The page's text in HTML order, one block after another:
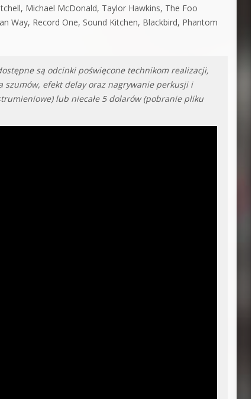
Michael McDonald, Taylor Hawkins, The Foo
Way, Record One, Sound Kitchen, Blackbird, Phantom
są odcinki poświęcone technikom realizacji,
szumów, efekt delay oraz nagrywanie perkusji i
lub niecałe 5 dolarów (pobranie pliku